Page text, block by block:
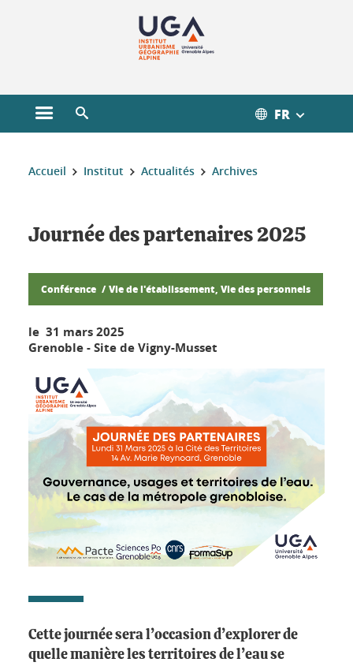
Ouvrir le menu principal FR
Vous êtes ici :
Accueil Institut Actualités Archives
Journée des partenaires 2025
Conférence Vie de l'établissement, Vie des personnels
le 31 mars 2025
Grenoble - Site de Vigny-Musset
Cette journée sera l’occasion d’explorer de
quelle manière les territoires de l’eau se